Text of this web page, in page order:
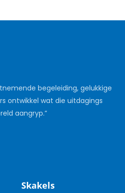
begeleiding, gelukkige
ontwikkel wat die uitdagings
aangryp.”
Skakels